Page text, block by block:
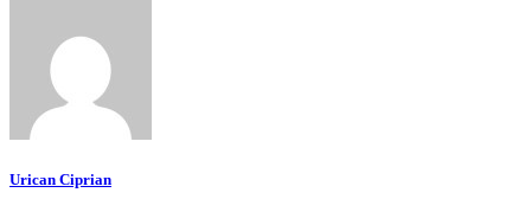
Urican Ciprian